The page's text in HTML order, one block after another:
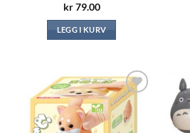
kr79.00
LEGG I KURV
Legg til i
ønskeliste